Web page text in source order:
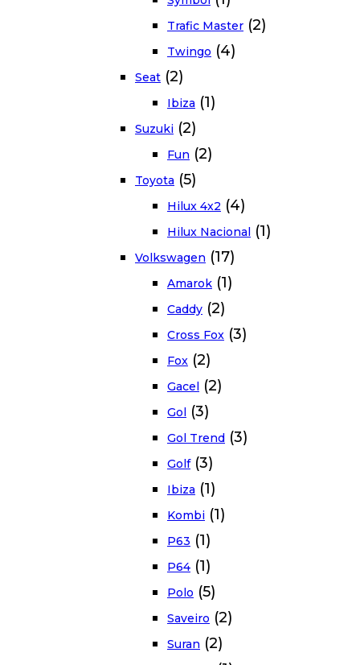
Trafic Master (2)
Twingo (4)
Seat (2)
Ibiza (1)
Suzuki (2)
Fun (2)
Toyota (5)
Hilux 4x2 (4)
Hilux Nacional (1)
Volkswagen (17)
Amarok (1)
Caddy (2)
Cross Fox (3)
Fox (2)
Gacel (2)
Gol (3)
Gol Trend (3)
Golf (3)
Ibiza (1)
Kombi (1)
P63 (1)
P64 (1)
Polo (5)
Saveiro (2)
Suran (2)